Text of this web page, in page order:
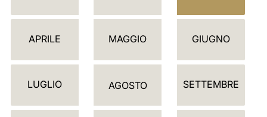
L
D
R
APRILE MAGGIO GIUGNO
LUGLIO AGOSTO SETTEMBRE